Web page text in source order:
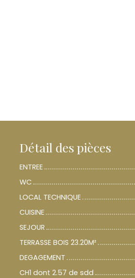
Détail des pièces
ENTREE
WC
LOCAL TECHNIQUE
CUISINE
SEJOUR
TERRASSE BOIS 23.20M²
DEGAGEMENT
CH1 dont 2.57 de sdd